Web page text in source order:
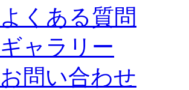
よくある質問
ギャラリー
お問い合わせ